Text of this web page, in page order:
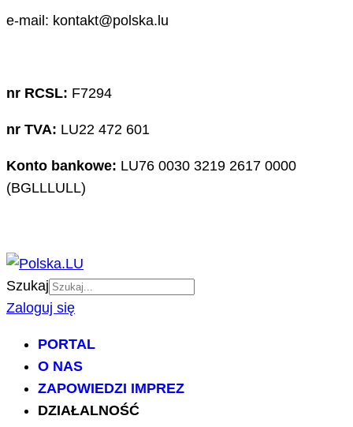
e-mail: kontakt@polska.lu
nr RCSL: F7294
nr TVA: LU22 472 601
Konto bankowe: LU76 0030 3219 2617 0000
(BGLLLULL)
Szukaj
Zaloguj się
PORTAL
O NAS
ZAPOWIEDZI IMPREZ
DZIAŁALNOŚĆ